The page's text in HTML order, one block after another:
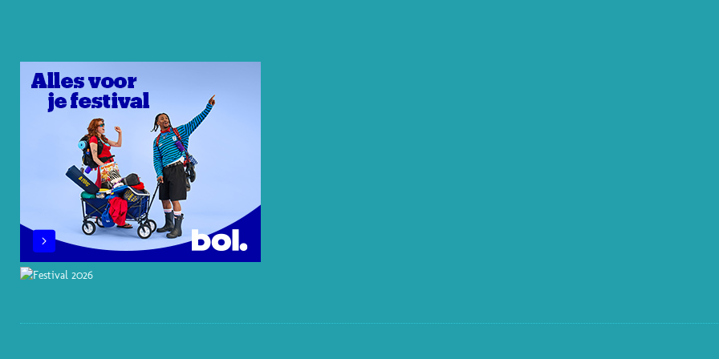
S
T
N
K
A